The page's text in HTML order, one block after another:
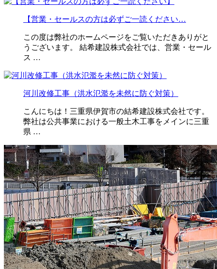
【営業・セールスの方は必ずご一読ください…
この度は弊社のホームページをご覧いただきありがと
うございます。 結希建設株式会社では、営業・セール
ス …
河川改修工事（洪水氾濫を未然に防ぐ対策）
こんにちは！三重県伊賀市の結希建設株式会社です。
弊社は公共事業における一般土木工事をメインに三重
県 …